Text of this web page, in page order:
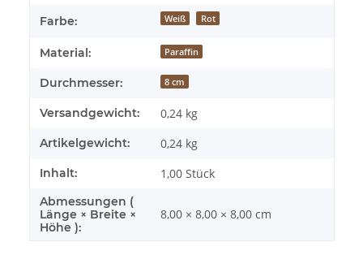
Farbe: Weiß Rot
Material: Paraffin
Durchmesser: 8 cm
Versandgewicht: 0,24 kg
Artikelgewicht: 0,24 kg
Inhalt: 1,00 Stück
Abmessungen (
Länge × Breite ×
Höhe ):
8,00 × 8,00 × 8,00 cm